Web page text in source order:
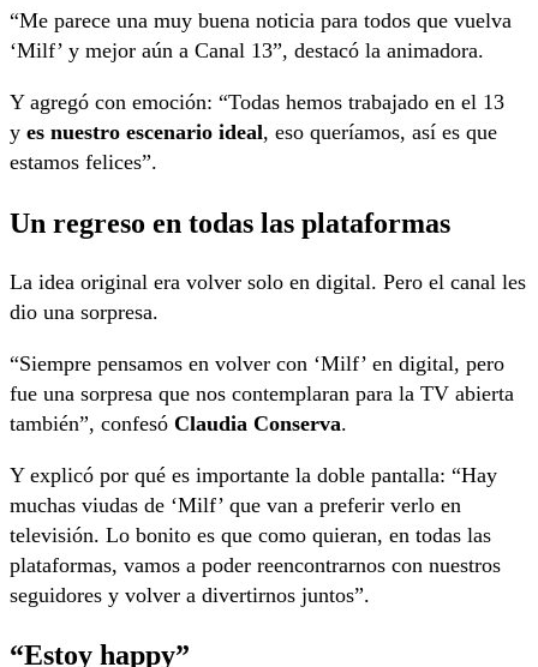
“Me parece una muy buena noticia para todos que vuelva
‘Milf’ y mejor aún a Canal 13”, destacó la animadora.
Y agregó con emoción: “Todas hemos trabajado en el 13
y es nuestro escenario ideal, eso queríamos, así es que
estamos felices”.
Un regreso en todas las plataformas
La idea original era volver solo en digital. Pero el canal les
dio una sorpresa.
“Siempre pensamos en volver con ‘Milf’ en digital, pero
fue una sorpresa que nos contemplaran para la TV abierta
también”, confesó Claudia Conserva.
Y explicó por qué es importante la doble pantalla: “Hay
muchas viudas de ‘Milf’ que van a preferir verlo en
televisión. Lo bonito es que como quieran, en todas las
plataformas, vamos a poder reencontrarnos con nuestros
seguidores y volver a divertirnos juntos”.
“Estoy happy”